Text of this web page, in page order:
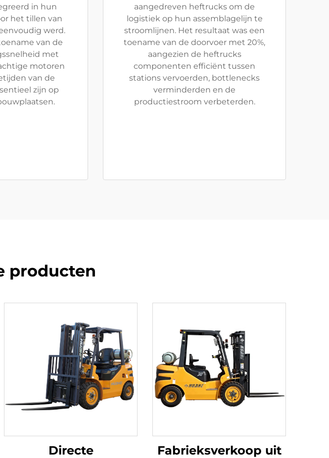
in hun
het tillen van
werd.
van de
met
motoren
van de
zijn op
aangedreven heftrucks om de
logistiek op hun assemblagelijn te
stroomlijnen. Het resultaat was een
toename van de doorvoer met 20%,
aangezien de heftrucks
componenten efficiënt tussen
stations vervoerden, bottlenecks
verminderden en de
productiestroom verbeterden.
producten
Directe
Fabrieksverkoop uit